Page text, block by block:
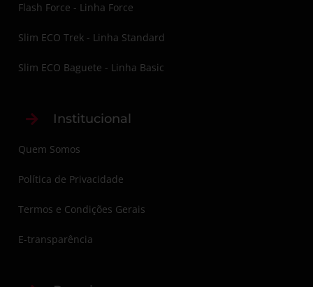
Flash Force - Linha Force
Slim ECO Trek - Linha Standard
Slim ECO Baguete - Linha Basic
Institucional
Quem Somos
Política de Privacidade
Termos e Condições Gerais
E-transparência